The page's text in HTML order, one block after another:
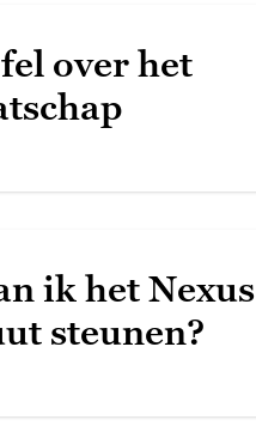
over het
ik het Nexus
steunen?